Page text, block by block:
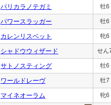
パリカラノテガミ 牡6
パワースラッガー 牡6
カレンリスベット 牝6
シャドウウィザード せん
サトノスティング 牡6
ワールドレーヴ 牡7
マイネオーラム 牝6